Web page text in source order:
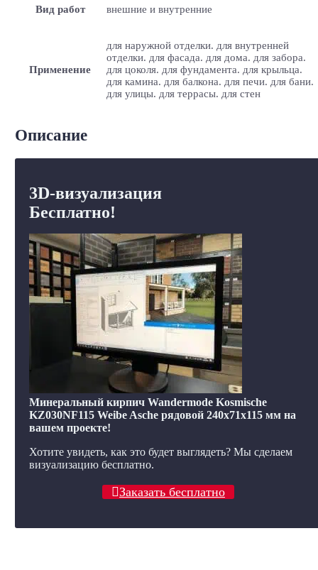
Вид работ внешние и внутренние
Применение
для наружной отделки. для внутренней
отделки. для фасада. для дома. для забора.
для цоколя. для фундамента. для крыльца.
для камина. для балкона. для печи. для бани.
для улицы. для террасы. для стен
Описание
3D-визуализация
Бесплатно!
Минеральный кирпич Wandermode Kosmische
KZ030NF115 Weibe Asche рядовой 240x71x115 мм на
вашем проекте!
Хотите увидеть, как это будет выглядеть? Мы сделаем
визуализацию бесплатно.
Заказать бесплатно